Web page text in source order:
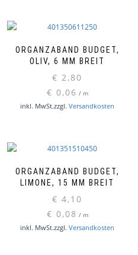
ORGANZABAND BUDGET,
OLIV, 6 MM BREIT
€ 2,80
€ 0,06 / m
inkl. MwSt.zzgl. Versandkosten
ORGANZABAND BUDGET,
LIMONE, 15 MM BREIT
€ 4,10
€ 0,08 / m
inkl. MwSt.zzgl. Versandkosten